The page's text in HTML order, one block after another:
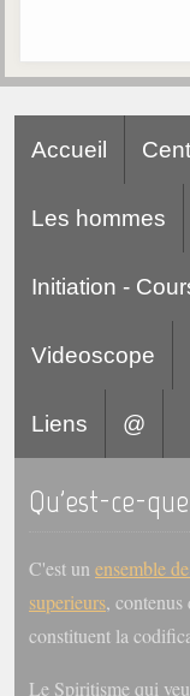
Accueil
Les hommes
Initiation -
Videoscope
Liens @
Qu'est-ce-
C'est un ensemble
superieurs, contenus
constituent la
Le Spiritisme qui